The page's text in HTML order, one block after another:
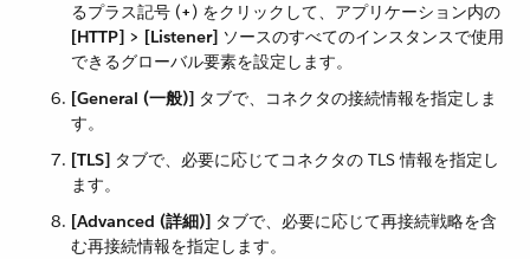
るプラス記号 (​+​) をクリックして、アプリケーション内の ​
[HTTP] > [Listener] ​ ソースのすべてのインスタンスで使用
できるグローバル要素を設定します。
[General (一般)] ​ タブで、コネクタの接続情報を指定しま
す。
[TLS] ​ タブで、必要に応じてコネクタの TLS 情報を指定し
ます。
[Advanced (詳細)] ​ タブで、必要に応じて再接続戦略を含
む再接続情報を指定します。